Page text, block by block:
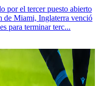
por el tercer puesto abierto
de Miami, Inglaterra venció
para terminar terc...